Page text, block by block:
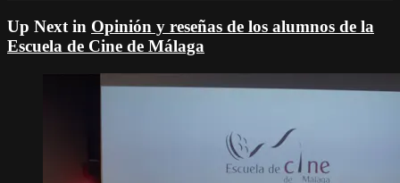
Up Next in Opinión y reseñas de los alumnos de la
Escuela de Cine de Málaga